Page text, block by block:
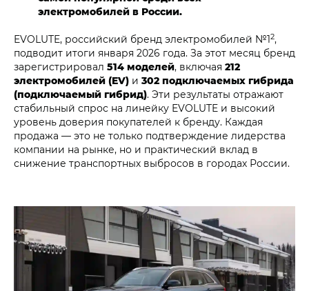
электромобилей в России.
EVOLUTE, российский бренд электромобилей №12,
подводит итоги января 2026 года. За этот месяц бренд
зарегистрировал 514 моделей, включая 212
электромобилей (EV) и 302 подключаемых гибрида
(подключаемый гибрид). Эти результаты отражают
стабильный спрос на линейку EVOLUTE и высокий
уровень доверия покупателей к бренду. Каждая
продажа — это не только подтверждение лидерства
компании на рынке, но и практический вклад в
снижение транспортных выбросов в городах России.